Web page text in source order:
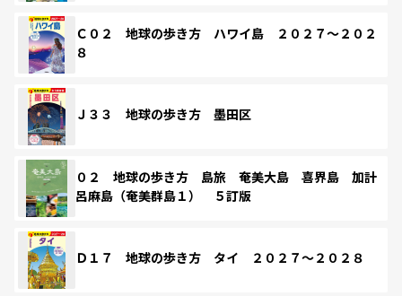
Ｃ０２ 地球の歩き方 ハワイ島 ２０２７～２０２
８
Ｊ３３ 地球の歩き方 墨田区
０２ 地球の歩き方 島旅 奄美大島 喜界島 加計
呂麻島（奄美群島１） ５訂版
Ｄ１７ 地球の歩き方 タイ ２０２７～２０２８